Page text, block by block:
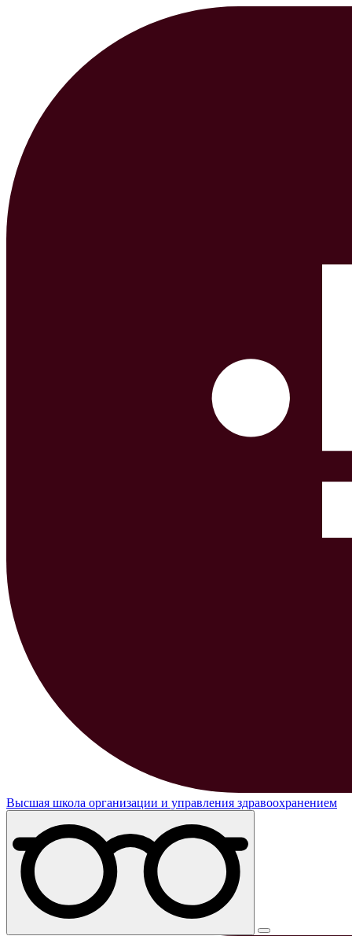
Высшая школа организации и управления здравоохранением